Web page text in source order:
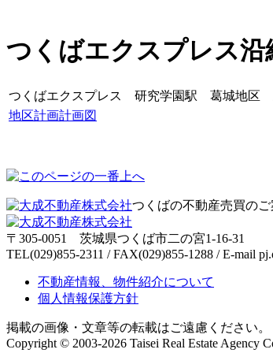
つくばエクスプレス
つくばエクスプレス 研究学園駅 葛城地区
地区計画計画図
つくばの不動産売買のご
〒305-0051 茨城県つくば市二の宮1-16-31
TEL(029)855-2311 / FAX(029)855-1288 / E-mail
不動産情報、物件紹介について
個人情報保護方針
掲載の画像・文章等の転載はご遠慮ください。
Copyright © 2003-2026 Taisei Real Estate Agency